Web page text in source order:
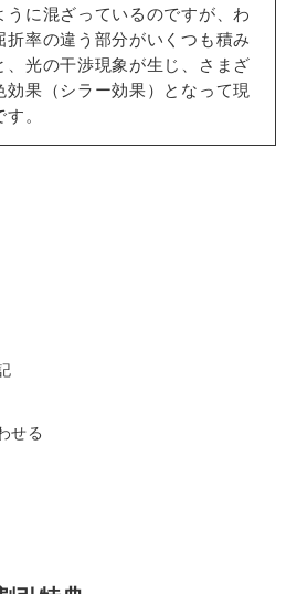
うに混ざっているのですが、わ
折率の違う部分がいくつも積み
、光の干渉現象が生じ、さまざ
効果（シラー効果）となって現
。
せる